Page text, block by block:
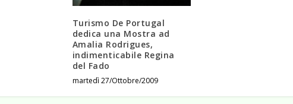
Turismo De Portugal
dedica una Mostra ad
Amalia Rodrigues,
indimenticabile Regina
del Fado
martedì 27/Ottobre/2009